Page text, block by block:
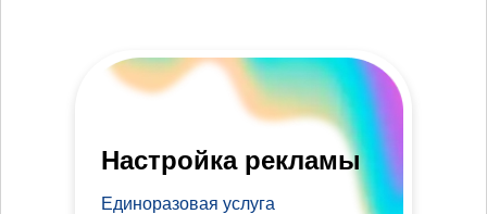
Настройка рекламы
Единоразовая услуга